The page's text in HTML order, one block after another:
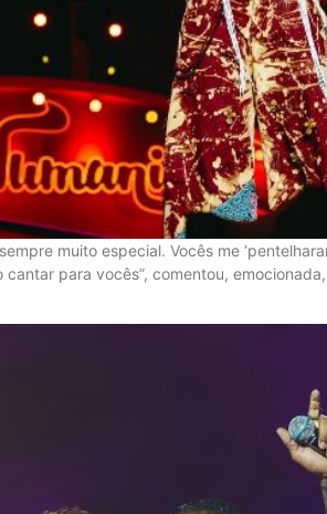
muito especial. Vocês me
para vocês”, comentou,